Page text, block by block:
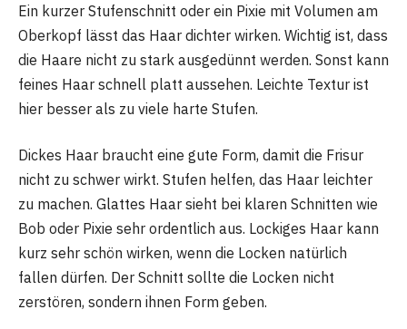
Ein kurzer Stufenschnitt oder ein Pixie mit Volumen am
Oberkopf lässt das Haar dichter wirken. Wichtig ist, dass
die Haare nicht zu stark ausgedünnt werden. Sonst kann
feines Haar schnell platt aussehen. Leichte Textur ist
hier besser als zu viele harte Stufen.
Dickes Haar braucht eine gute Form, damit die Frisur
nicht zu schwer wirkt. Stufen helfen, das Haar leichter
zu machen. Glattes Haar sieht bei klaren Schnitten wie
Bob oder Pixie sehr ordentlich aus. Lockiges Haar kann
kurz sehr schön wirken, wenn die Locken natürlich
fallen dürfen. Der Schnitt sollte die Locken nicht
zerstören, sondern ihnen Form geben.